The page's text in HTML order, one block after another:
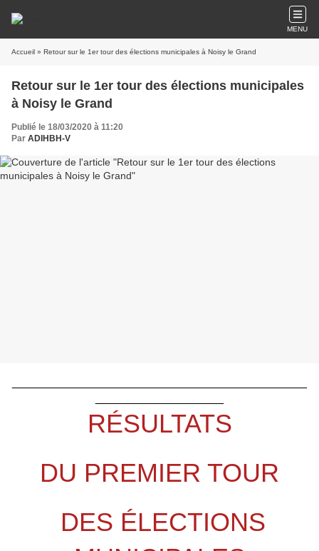
MENU
Accueil » Retour sur le 1er tour des élections municipales à Noisy le Grand
Retour sur le 1er tour des élections municipales
à Noisy le Grand
Publié le 18/03/2020 à 11:20
Par ADIHBH-V
RÉSULTATS
DU PREMIER TOUR
DES ÉLECTIONS